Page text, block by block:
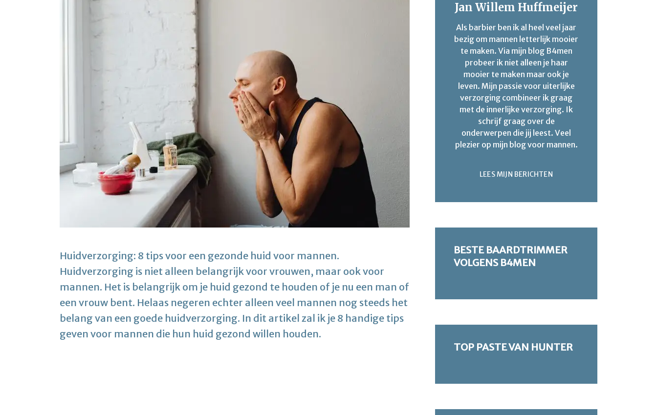
Huidverzorging: 8 tips voor een gezonde huid voor mannen.
Huidverzorging is niet alleen belangrijk voor vrouwen, maar ook voor
mannen. Het is belangrijk om je huid gezond te houden of je nu een man of
een vrouw bent. Helaas negeren echter alleen veel mannen nog steeds het
belang van een goede huidverzorging. In dit artikel zal ik je 8 handige tips
geven voor mannen die hun huid gezond willen houden.
Jan Willem Huffmeijer
Als barbier ben ik al heel veel jaar
bezig om mannen letterlijk mooier
te maken. Via mijn blog B4men
probeer ik niet alleen je haar
mooier te maken maar ook je
leven. Mijn passie voor uiterlijke
verzorging combineer ik graag
met de innerlijke verzorging. Ik
schrijf graag over de
onderwerpen die jij leest. Veel
plezier op mijn blog voor mannen.
LEES MIJN BERICHTEN
BESTE BAARDTRIMMER
VOLGENS B4MEN
TOP PASTE VAN HUNTER